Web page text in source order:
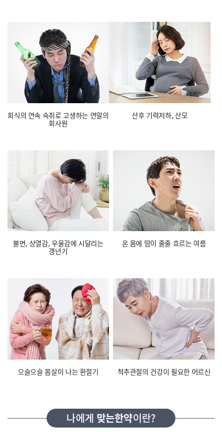
회식의 연속 숙취로 고생하는 연말의
회사원
산후 기력저하, 산모
불면, 상열감, 우울감에 시달리는
갱년기
온 몸에 땀이 줄줄 흐르는 여름
으슬으슬 몸살이 나는 환절기 척추관절의 건강이 필요한 어르신
나에게 맞는한약이란?